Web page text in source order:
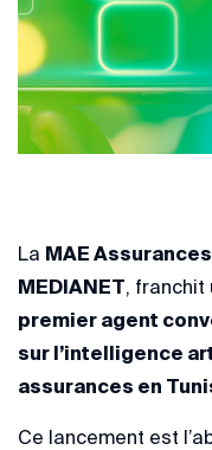
La MAE Assurances
MEDIANET, franchit
premier agent
sur l’intelligence
assurances en
Ce lancement est